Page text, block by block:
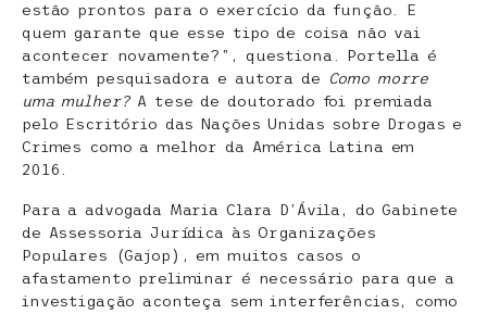
estão prontos para o exercício da função. E
quem garante que esse tipo de coisa não vai
acontecer novamente?”, questiona. Portella é
também pesquisadora e autora de
Como morre
uma mulher?A tese de doutorado foi premiada
pelo Escritório das Nações Unidas sobre Drogas e
Crimes como a melhor da América Latina em
2016.
Para a advogada Maria Clara D’Ávila, do Gabinete
de Assessoria Jurídica às Organizações
Populares (Gajop), em muitos casos o
afastamento preliminar é necessário para que a
investigação aconteça sem interferências, como